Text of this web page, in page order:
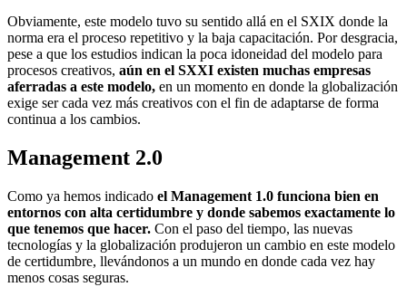
Obviamente, este modelo tuvo su sentido allá en el SXIX donde la
norma era el proceso repetitivo y la baja capacitación. Por desgracia,
pese a que los estudios indican la poca idoneidad del modelo para
procesos creativos, aún en el SXXI existen muchas empresas
aferradas a este modelo, en un momento en donde la globalización
exige ser cada vez más creativos con el fin de adaptarse de forma
continua a los cambios.
Management 2.0
Como ya hemos indicado el Management 1.0 funciona bien en
entornos con alta certidumbre y donde sabemos exactamente lo
que tenemos que hacer. Con el paso del tiempo, las nuevas
tecnologías y la globalización produjeron un cambio en este modelo
de certidumbre, llevándonos a un mundo en donde cada vez hay
menos cosas seguras.